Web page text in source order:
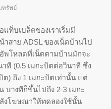
ทรัพย์
ท็บเบล็ตของเราเริ่มมี
สาย ADSL ของเน็ตบ้านไป
อัพโหลดที่เน็ตตามบ้านมักจะ
ที (0.5 เมกะบิตต่อวินาที ซึ่ง
) ถึง 1 เมกะบิตเท่านั้น แต่
บางทีก็ขึ้นไปถึง 2-3 เมกะ
งโฆษณาให้ทดลองใช้นั้น